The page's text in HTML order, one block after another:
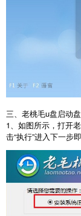
三、老桃毛u盘启动
1、如图所示，打开
击“执行”进入下一步